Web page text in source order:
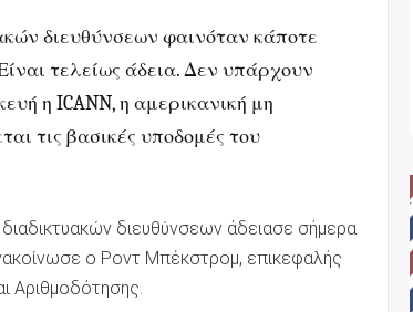
διευθύνσεων φαινόταν κάποτε
τελείως άδεια. Δεν υπάρχουν
η ICANN, η αμερικανική μη
τις βασικές υποδομές του
διευθύνσεων άδειασε σήμερα
ο Ροντ Μπέκστρομ, επικεφαλής
Αριθμοδότησης.